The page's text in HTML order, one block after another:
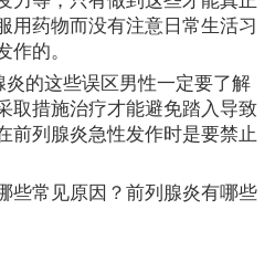
用药物而没有注意日常生活习
作的。
的这些误区男性一定要了解
取措施治疗才能避免踏入导致
前列腺炎急性发作时是要禁止
些常见原因？前列腺炎有哪些